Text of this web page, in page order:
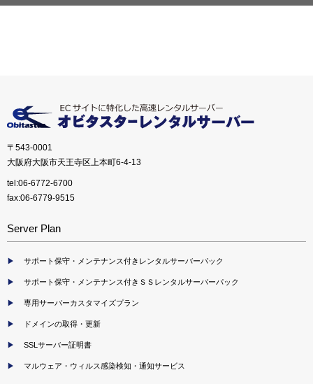
〒543-0001
大阪府大阪市天王寺区上本町6-4-13
tel:06-6772-6700
fax:06-6779-9515
Server Plan
サポート保守・メンテナンス付きレンタルサーバーパック
サポート保守・メンテナンス付きＳＳレンタルサーバーパック
専用サーバーカスタマイズプラン
ドメインの取得・更新
SSLサーバー証明書
マルウェア・ウィルス感染検知・通知サービス